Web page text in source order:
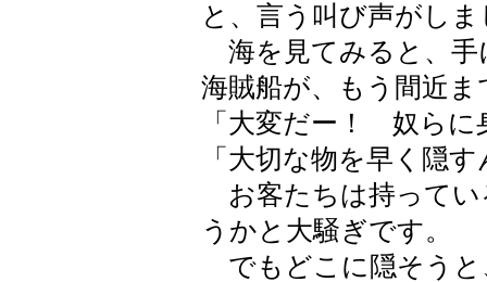
と、言う叫び声がし
海を見てみると、手
海賊船が、もう間近
「大変だー！ 奴ら
「大切な物を早く隠
お客たちは持ってい
うかと大騒ぎです。
でもどこに隠そうと